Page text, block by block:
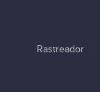
Rastreador